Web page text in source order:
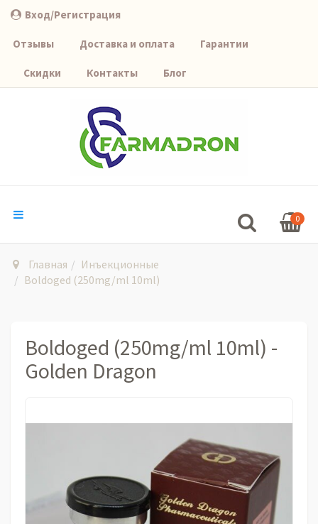
Вход/Регистрация
Отзывы Доставка и оплата Гарантии
Скидки Контакты Блог
0
Главная
Инъекционные
Boldoged (250mg/ml 10ml)
Boldoged (250mg/ml 10ml) -
Golden Dragon